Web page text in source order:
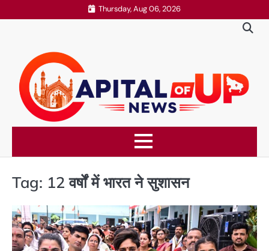
to
Thursday, Aug 06, 2026
Tag: 12 वर्षों में भारत ने सुशासन